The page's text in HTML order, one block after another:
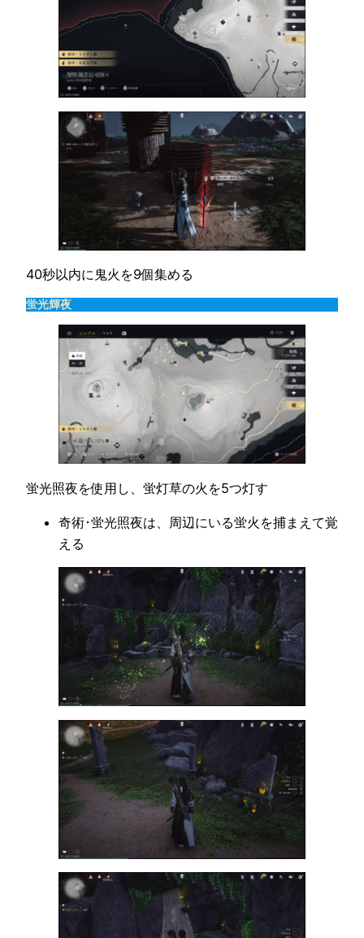
40秒以内に鬼火を9個集める
蛍光輝夜
蛍光照夜を使用し、蛍灯草の火を5つ灯す
奇術･蛍光照夜は、周辺にいる蛍火を捕まえて覚
える